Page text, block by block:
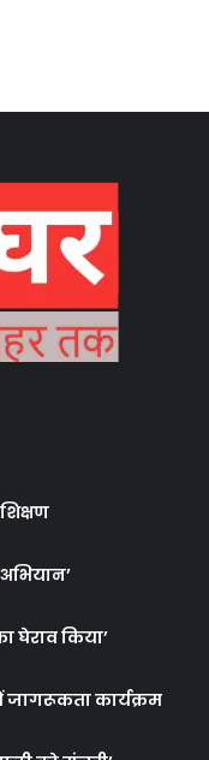
घेराव किया’
जागरूकता कार्यक्रम